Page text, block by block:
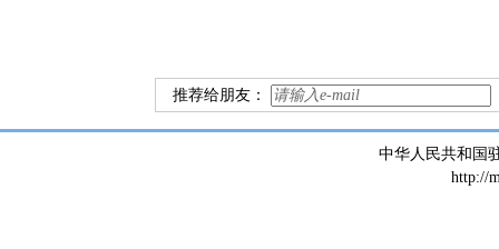
推荐给朋友：
中华人民共和国
http://